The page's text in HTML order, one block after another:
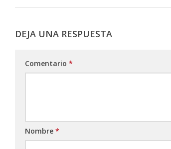
DEJA UNA RESPUESTA
Comentario *
Nombre *